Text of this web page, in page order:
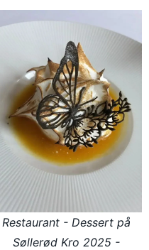
Restaurant - Dessert på
Søllerød Kro 2025 -